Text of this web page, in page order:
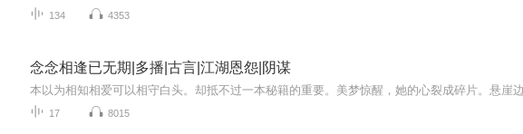
134 4353
念念相逢已无期|多播|古言|江湖恩怨|阴谋
17 8015